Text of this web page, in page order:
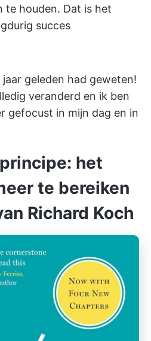
te houden. Dat is het
succes
geleden had geweten!
veranderd en ik ben
gefocust in mijn dag en in
het
te bereiken
Richard Koch